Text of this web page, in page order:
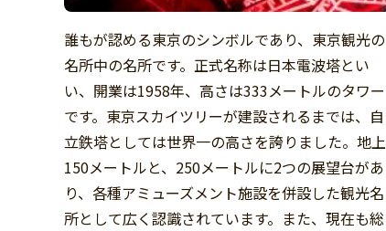
誰もが認める東京のシンボルであり、東京観光の
名所中の名所です。正式名称は日本電波塔とい
い、開業は1958年、高さは333メートルのタワー
です。東京スカイツリーが建設されるまでは、自
立鉄塔としては世界一の高さを誇りました。地上
150メートルと、250メートルに2つの展望台があ
り、各種アミューズメント施設を併設した観光名
所として広く認識されています。また、現在も総